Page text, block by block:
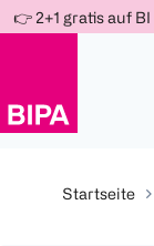
Weiter
zum
👉 2+1 gratis auf BI
Startseite